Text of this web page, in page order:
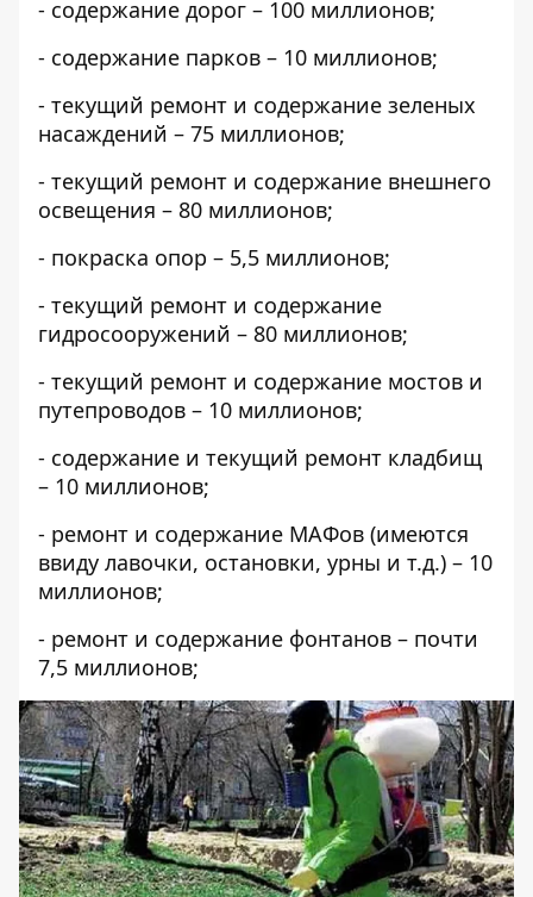
- содержание дорог – 100 миллионов;
- содержание парков – 10 миллионов;
- текущий ремонт и содержание зеленых
насаждений – 75 миллионов;
- текущий ремонт и содержание внешнего
освещения – 80 миллионов;
- покраска опор – 5,5 миллионов;
- текущий ремонт и содержание
гидросооружений – 80 миллионов;
- текущий ремонт и содержание мостов и
путепроводов – 10 миллионов;
- содержание и текущий ремонт кладбищ
– 10 миллионов;
- ремонт и содержание МАФов (имеются
ввиду лавочки, остановки, урны и т.д.) – 10
миллионов;
- ремонт и содержание фонтанов – почти
7,5 миллионов;